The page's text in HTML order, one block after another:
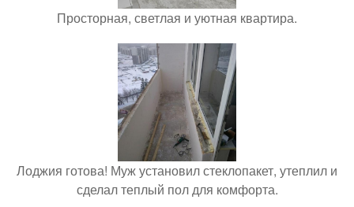
Просторная, светлая и уютная квартира.
Лоджия готова! Муж установил стеклопакет, утеплил и
сделал теплый пол для комфорта.